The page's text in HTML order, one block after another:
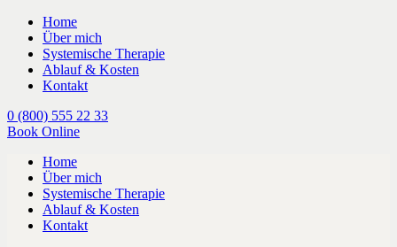
Home
Über mich
Systemische Therapie
Ablauf & Kosten
Kontakt
0 (800) 555 22 33
Book Online
Home
Über mich
Systemische Therapie
Ablauf & Kosten
Kontakt